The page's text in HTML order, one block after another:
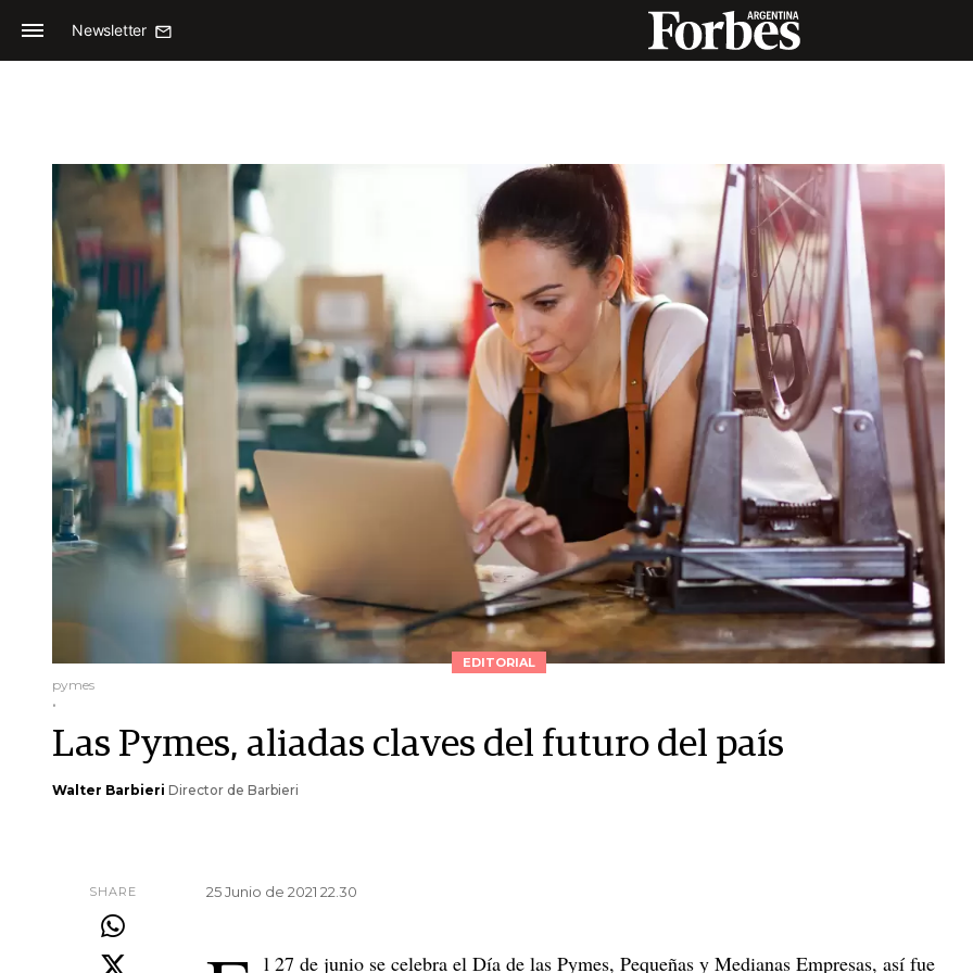
Newsletter
EDITORIAL
pymes
.
Las Pymes, aliadas claves del futuro del país
Walter Barbieri Director de Barbieri
SHARE 25 Junio de 2021 22.30
l 27 de junio se celebra el Día de las Pymes, Pequeñas y Medianas Empresas, así fue